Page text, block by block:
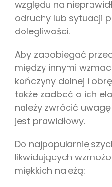
względu na
odruchy lub sytuacji
dolegliwości.
Aby zapobiegać
między innymi
kończyny dolnej i
także zadbać o ich
należy zwrócić
jest prawidłowy.
Do
likwidujących
miękkich należą: